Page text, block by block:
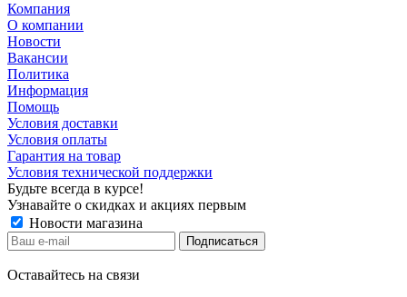
Компания
О компании
Новости
Вакансии
Политика
Информация
Помощь
Условия доставки
Условия оплаты
Гарантия на товар
Условия технической поддержки
Будьте всегда в курсе!
Узнавайте о скидках и акциях первым
Новости магазина
Оставайтесь на связи